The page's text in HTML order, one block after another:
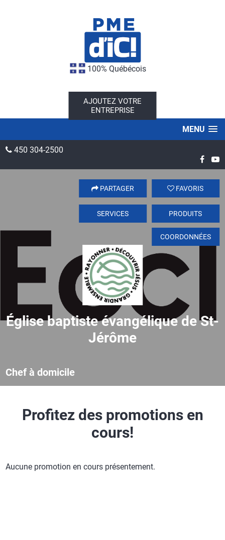
100% Québécois
AJOUTEZ VOTRE
ENTREPRISE
MENU
450 304-2500
Église baptiste évangélique de St-
Jérôme
Chef à domicile
FAVORIS
PARTAGER
PRODUITS
SERVICES
COORDONNÉES
Profitez des promotions en
cours!
Aucune promotion en cours présentement.